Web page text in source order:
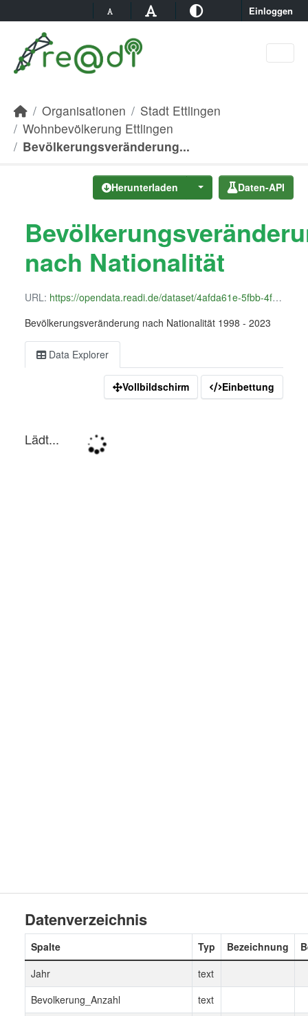
Einloggen
Organisationen
Stadt Ettlingen
Wohnbevölkerung Ettlingen
Bevölkerungsveränderung...
Herunterladen Daten-API
nach Nationalität
URL: https://opendata.readi.de/dataset/4afda61e-5fbb-4fa7-bc97-4eed7d10ce21/resource/029b195b-eddc-4e66-afd7-d8f49eb9a5d8/download/bevolkerungsveranderung_nach_nationalitat.csv
Bevölkerungsveränderung nach Nationalität 1998 - 2023
Data Explorer
Vollbildschirm Einbettung
Datenverzeichnis
Spalte Typ Bezeichnung
Jahr
text
Bevolkerung_Anzahl
text